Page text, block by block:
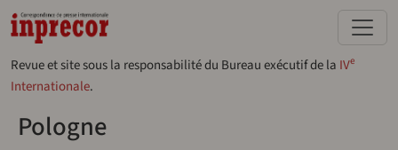
Aller au contenu principal
Revue et site sous la responsabilité du Bureau exécutif de la IVe
Internationale.
Pologne